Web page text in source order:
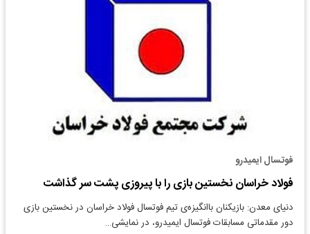
فوتسال ایمیدرو
فولاد خراسان نخستین بازی را با پیروزی پشت سر گذاشت
دنیای معدن: بازیکنان باانگیزه‌ی تیم فوتسال فولاد خراسان در نخستین بازی
دور مقدماتی مسابقات فوتسال ایمیدرو، در نمایشی…